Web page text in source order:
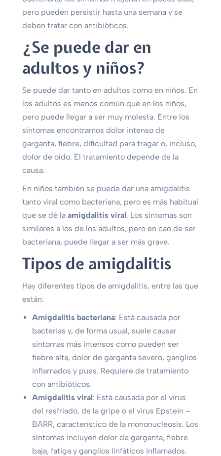
pero pueden persistir hasta una semana y se
deben tratar con antibióticos.
¿Se puede dar en
adultos y niños?
Se puede dar tanto en adultos como en niños. En
los adultos es menos común que en los niños,
pero puede llegar a ser muy molesta. Entre los
síntomas encontramos dolor intenso de
garganta, fiebre, dificultad para tragar o, incluso,
dolor de oído. El tratamiento depende de la
causa.
En niños también se puede dar una amigdalitis
tanto viral como bacteriana, pero es más habitual
que se dé la amigdalitis viral. Los síntomas son
similares a los de los adultos, pero en cao de ser
bacteriana, puede llegar a ser más grave.
Tipos de amigdalitis
Hay diferentes tipos de amigdalitis, entre las que
están:
Amigdalitis bacteriana: Está causada por
bacterias y, de forma usual, suele causar
síntomas más intensos como pueden ser
fiebre alta, dolor de garganta severo, ganglios
inflamados y pues. Requiere de tratamiento
con antibióticos.
Amigdalitis viral: Está causada por el virus
del resfriado, de la gripe o el virus Epstein –
BARR, característico de la mononucleosis. Los
síntomas incluyen dolor de garganta, fiebre
baja, fatiga y ganglios linfáticos inflamados.